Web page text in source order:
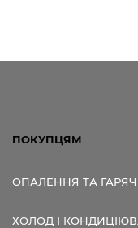
ПОКУПЦЯМ
ОПАЛЕННЯ ТА
ХОЛОД І